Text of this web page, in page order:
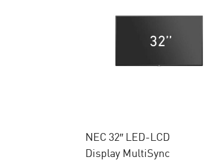
NEC 32″ LED-LCD
Display MultiSync